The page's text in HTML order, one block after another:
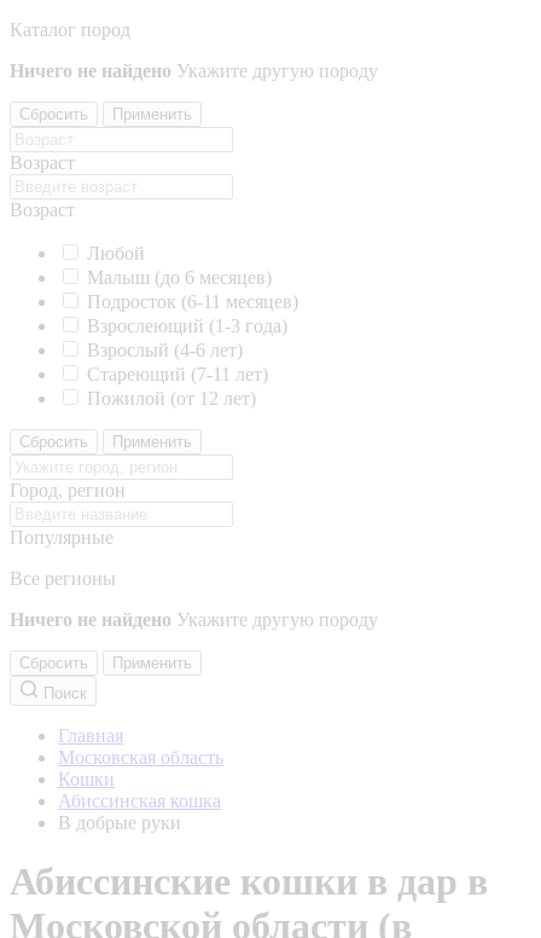
Каталог пород
Ничего не найдено Укажите другую породу
Сбросить Применить
Возраст
Возраст
Любой
Малыш (до 6 месяцев)
Подросток (6-11 месяцев)
Взрослеющий (1-3 года)
Взрослый (4-6 лет)
Стареющий (7-11 лет)
Пожилой (от 12 лет)
Сбросить Применить
Город, регион
Популярные
Все регионы
Ничего не найдено Укажите другую породу
Сбросить
Применить
Поиск
Главная
Московская область
Кошки
Абиссинская кошка
В добрые руки
Абиссинские кошки в дар в
Московской области (в